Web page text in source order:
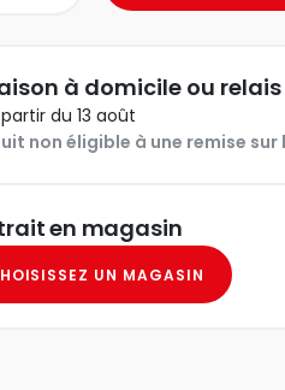
à domicile ou relais
partir du 13 août
non éligible à une remise
en magasin
UN MAGASIN